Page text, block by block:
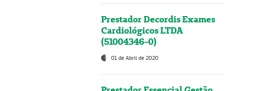
Prestador Decordis Exames
Cardiológicos LTDA
(51004346-0)
01 de Abril de 2020